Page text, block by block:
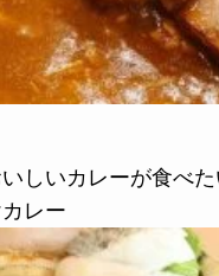
しいカレーが食べた
レー